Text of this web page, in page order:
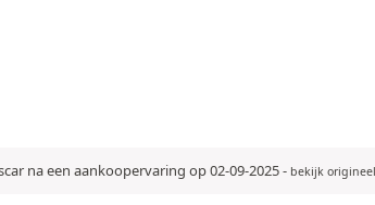
na een aankoopervaring op 02-09-2025- bekijk